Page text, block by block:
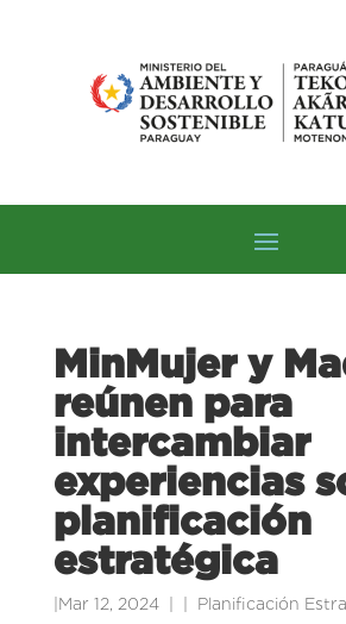
MinMujer y
reúnen para
intercambiar
experiencias
planificación
estratégica
Mar 12, 2024 Planificación